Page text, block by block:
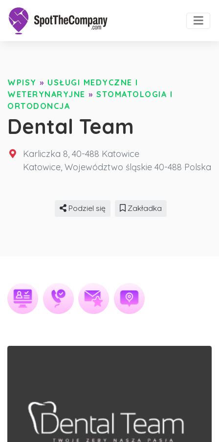
WPISY » USŁUGI MEDYCZNE I
WETERYNARYJNE » STOMATOLOGIA I
ORTODONCJA
Dental Team
Karliczka 8, 40-488 Katowice
Katowice, Województwo śląskie 40-488 Polska
Podziel się Zakładka